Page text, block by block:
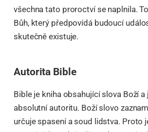
všechna tato proroctví se naplnila.
Bůh, který předpovídá budoucí
skutečně existuje.
Autorita Bible
Bible je kniha obsahující slova Boží
absolutní autoritu. Boží slovo
určuje spasení a soud lidstva. Proto